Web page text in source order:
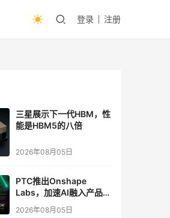
登录 注册
三星展示下一代HBM，性
能是HBM5的八倍
2026年08月05日
PTC推出Onshape
Labs，加速AI融入产品开
发流程
2026年08月05日